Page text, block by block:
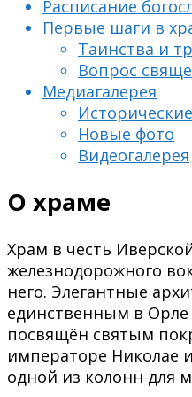
Расписание
Первые шаги в
Таинства и
Вопрос
Медиагалерея
Новые фото
Видеогалерея
О храме
Храм в честь
железнодорожного
него. Элегантные
единственным в Орле
посвящён святым
императоре Николае
одной из колонн для